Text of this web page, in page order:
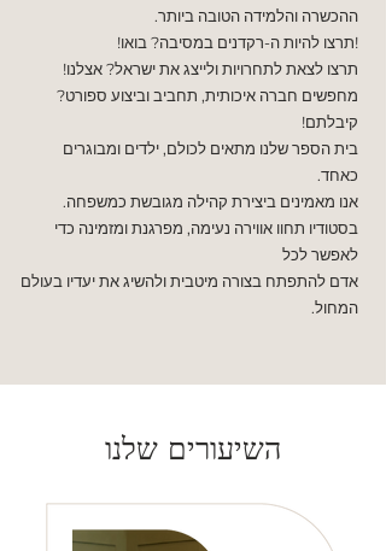
ההכשרה והלמידה הטובה ביותר.
!תרצו להיות ה-רקדנים במסיבה? בואו!
תרצו לצאת לתחרויות ולייצג את ישראל? אצלנו!
מחפשים חברה איכותית, תחביב וביצוע ספורט?
קיבלתם!
בית הספר שלנו מתאים לכולם, ילדים ומבוגרים
כאחד.
אנו מאמינים ביצירת קהילה מגובשת כמשפחה.
בסטודיו תחוו אווירה נעימה, מפרגנת ומזמינה כדי
לאפשר לכל
אדם להתפתח בצורה מיטבית ולהשיג את יעדיו בעולם
המחול.
השיעורים שלנו